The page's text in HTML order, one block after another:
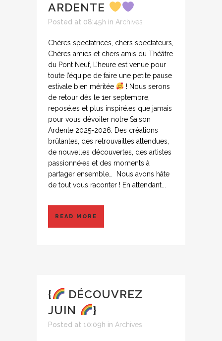
ARDENTE
Posted at 08:45h in Archives
Chères spectatrices, chers spectateurs,
Chères amies et chers amis du Théâtre
du Pont Neuf, L’heure est venue pour
toute l’équipe de faire une petite pause
estivale bien méritée
! Nous serons
de retour dès le 1er septembre,
reposé.es et plus inspiré.es que jamais
pour vous dévoiler notre Saison
Ardente 2025-2026. Des créations
brûlantes, des retrouvailles attendues,
de nouvelles découvertes, des artistes
passionné·es et des moments à
partager ensemble… Nous avons hâte
de tout vous raconter ! En attendant...
READ MORE
{
DÉCOUVREZ
JUIN
}
Posted at 10:09h in Archives